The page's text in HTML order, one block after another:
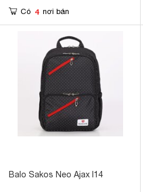
Có 4 nơi bán
Balo Sakos Neo Ajax I14